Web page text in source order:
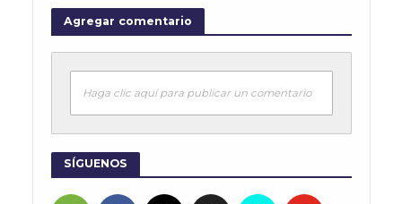
Agregar comentario
Haga clic aquí para publicar un comentario
SÍGUENOS